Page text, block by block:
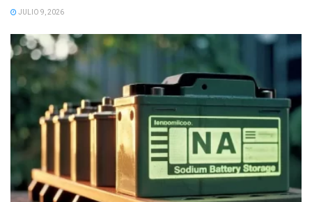
JULIO 9, 2026